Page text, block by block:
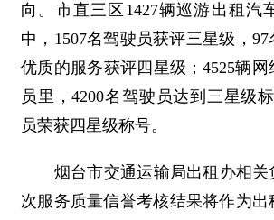
向。市直三区1427辆巡游出租汽
中，1507名驾驶员获评三星级，
优质的服务获评四星级；4525辆
员里，4200名驾驶员达到三星级
员荣获四星级称号。
烟台市交通运输局出租办相
次服务质量信誉考核结果将作为出